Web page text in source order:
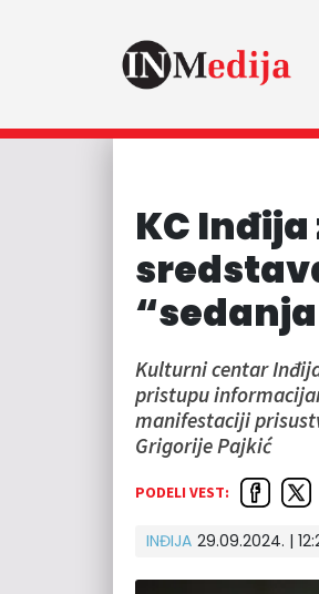
KC
Kulturni centar
pristupu
manifestaciji
Grigorije Pajkić
PODELI VEST:
INĐIJA 29.09.2024. |